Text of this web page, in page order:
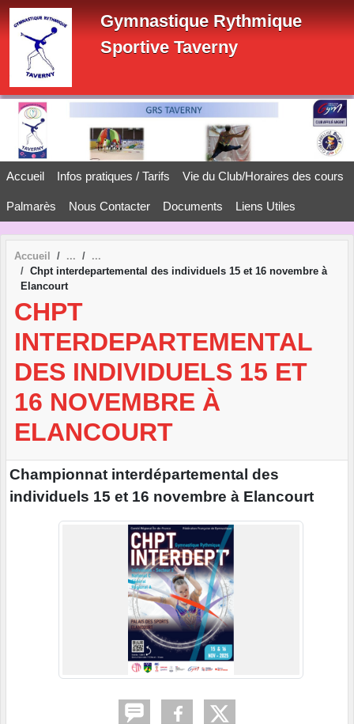
Gymnastique Rythmique
Sportive Taverny
Accueil Infos pratiques / Tarifs Vie du Club/Horaires des cours
Palmarès Nous Contacter Documents Liens Utiles
Accueil
Chpt interdepartemental des individuels 15 et 16 novembre à
Elancourt
CHPT
INTERDEPARTEMENTAL
DES INDIVIDUELS 15 ET
16 NOVEMBRE À
ELANCOURT
Championnat interdépartemental des
individuels 15 et 16 novembre à Elancourt
Panneau de gestion des cookies